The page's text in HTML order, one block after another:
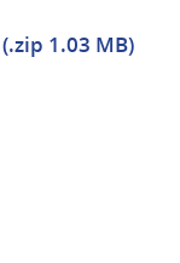
1.03 MB)